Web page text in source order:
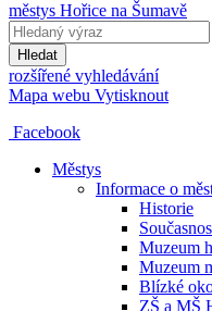
městys Hořice na Šumavě
Hledat
rozšířené vyhledávání
Mapa webu Vytisknout
Facebook
Městys
Informace o
Historie
Muzeum
Muzeum
Blízké
ZŠ a MŠ